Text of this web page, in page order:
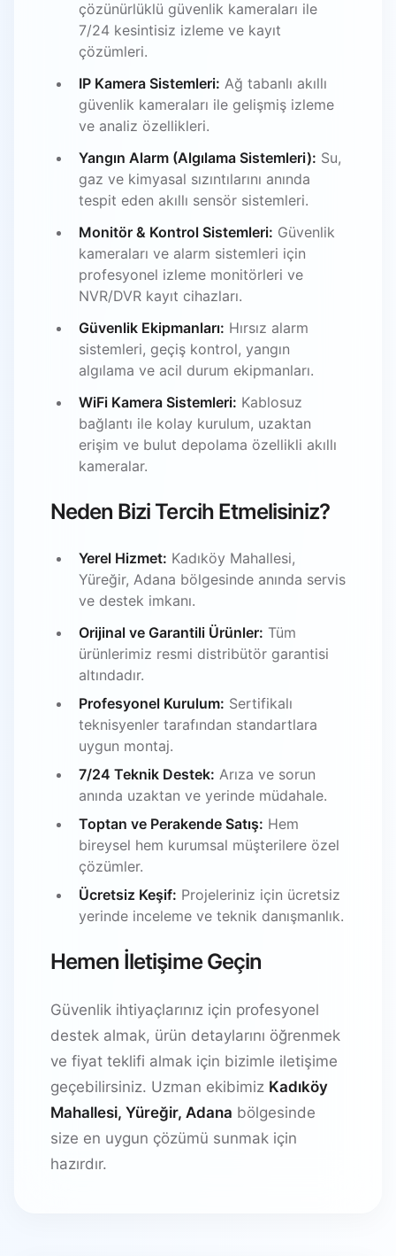
çözünürlüklü güvenlik kameraları ile
7/24 kesintisiz izleme ve kayıt
çözümleri.
IP Kamera Sistemleri: Ağ tabanlı akıllı
güvenlik kameraları ile gelişmiş izleme
ve analiz özellikleri.
Yangın Alarm (Algılama Sistemleri): Su,
gaz ve kimyasal sızıntılarını anında
tespit eden akıllı sensör sistemleri.
Monitör & Kontrol Sistemleri: Güvenlik
kameraları ve alarm sistemleri için
profesyonel izleme monitörleri ve
NVR/DVR kayıt cihazları.
Güvenlik Ekipmanları: Hırsız alarm
sistemleri, geçiş kontrol, yangın
algılama ve acil durum ekipmanları.
WiFi Kamera Sistemleri: Kablosuz
bağlantı ile kolay kurulum, uzaktan
erişim ve bulut depolama özellikli akıllı
kameralar.
Neden Bizi Tercih Etmelisiniz?
Yerel Hizmet: Kadıköy Mahallesi,
Yüreğir, Adana bölgesinde anında servis
ve destek imkanı.
Orijinal ve Garantili Ürünler: Tüm
ürünlerimiz resmi distribütör garantisi
altındadır.
Profesyonel Kurulum: Sertifikalı
teknisyenler tarafından standartlara
uygun montaj.
7/24 Teknik Destek: Arıza ve sorun
anında uzaktan ve yerinde müdahale.
Toptan ve Perakende Satış: Hem
bireysel hem kurumsal müşterilere özel
çözümler.
Ücretsiz Keşif: Projeleriniz için ücretsiz
yerinde inceleme ve teknik danışmanlık.
Hemen İletişime Geçin
Güvenlik ihtiyaçlarınız için profesyonel
destek almak, ürün detaylarını öğrenmek
ve fiyat teklifi almak için bizimle iletişime
geçebilirsiniz. Uzman ekibimiz Kadıköy
Mahallesi, Yüreğir, Adana bölgesinde
size en uygun çözümü sunmak için
hazırdır.